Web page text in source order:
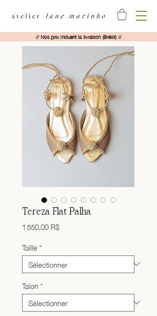
// Nos prix incluent la livraison (Brésil) //
Tereza Flat Palha
1 550,00 R$Prix
Taille*
Talon*